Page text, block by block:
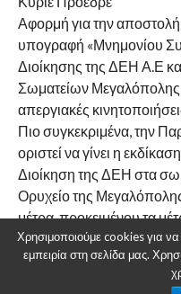
Αφορμή για την
υπογραφή «Μνημονίου
Διοίκησης της ΔΕΗ Α.Ε
Σωματείων Μεγαλόπολης
απεργιακές
Πιο συγκεκριμένα, την
οριστεί να γίνει η
Διοίκηση της ΔΕΗ στα
Ορυχείο της
μέτρα, προκειμένου τα
παράνομα. Τελικώς η
αναβολή της εκδίκασης
Χρησιμοποιούμε cookies για
εμπειρία στη σελίδα μας.